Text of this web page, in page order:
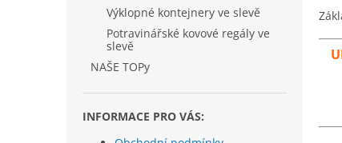
Výklopné kontejnery ve slevě
Potravinářské kovové regály ve
slevě
NAŠE TOPy
INFORMACE PRO VÁS: